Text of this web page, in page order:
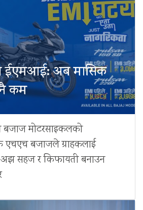
ईएमआई: अब मासिक
कम
बजाज मोटरसाइकलको
बजाजले ग्राहकलाई
सहज र किफायती बनाउन